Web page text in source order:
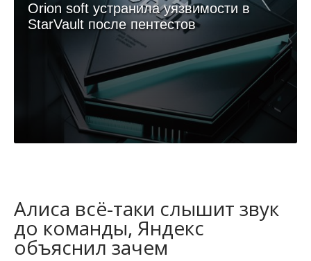
Orion soft устранила уязвимости в
StarVault после пентестов
Алиса всё-таки слышит звук
до команды, Яндекс
объяснил зачем